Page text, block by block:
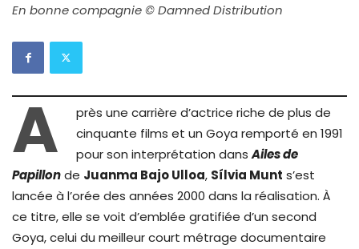
En bonne compagnie © Damned Distribution
A
près une carrière d’actrice riche de plus de
cinquante films et un Goya remporté en 1991
pour son interprétation dansAiles de
Papillonde Juanma Bajo Ulloa, Sílvia Munt s’est
lancée à l’orée des années 2000 dans la réalisation. À
ce titre, elle se voit d’emblée gratifiée d’un second
Goya, celui du meilleur court métrage documentaire